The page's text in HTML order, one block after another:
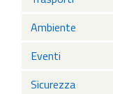
Ambiente
Eventi
Sicurezza